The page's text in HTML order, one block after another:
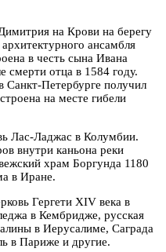
на Крови на берегу
ансамбля
в честь сына Ивана
смерти отца в 1584 году.
Петербурге получил
на месте гибели
Лас-Ладжас в Колумбии.
внутри каньона реки
храм Боргунда 1180
в Иране.
Гергети XIV века в
в Кембридже, русская
в Иерусалиме, Саграда
в Париже и другие.